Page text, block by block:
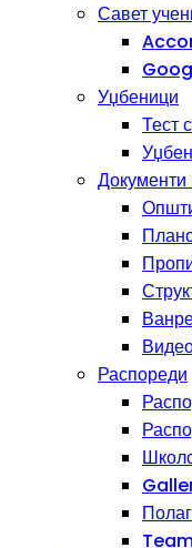
Савет
Уџбеници
Тест
Распореди